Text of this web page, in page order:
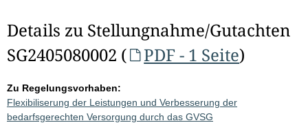
Details zu Stellungnahme/Gutachten
SG2405080002 (
PDF - 1 Seite)
Zu Regelungsvorhaben:
Flexibiliserung der Leistungen und Verbesserung der
bedarfsgerechten Versorgung durch das GVSG